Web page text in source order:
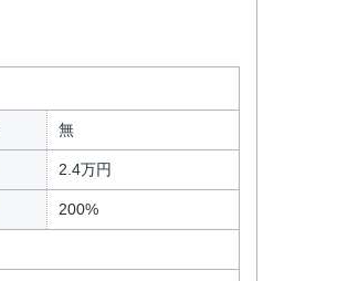
無
2.4万円
200%